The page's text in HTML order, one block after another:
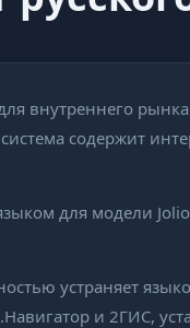
внутреннего рынка
содержит
для модели
устраняет
и 2ГИС,